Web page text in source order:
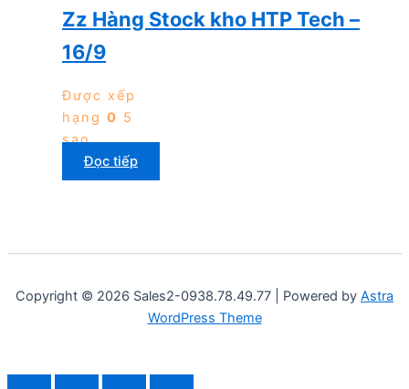
Zz Hàng Stock kho HTP Tech –
16/9
Được xếp
hạng 0 5
sao
Đọc tiếp
Copyright © 2026 Sales2-0938.78.49.77 | Powered by Astra
WordPress Theme